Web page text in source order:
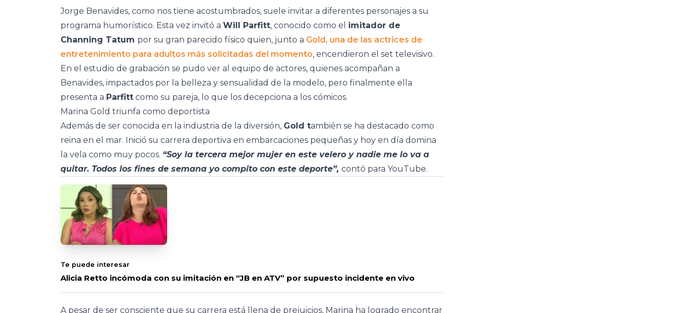
Jorge Benavides, como nos tiene acostumbrados, suele invitar a diferentes personajes a su
programa humorístico. Esta vez invitó a Will Parfitt, conocido como el imitador de
Channing Tatum por su gran parecido físico quien, junto a Gold, una de las actrices de
entretenimiento para adultos más solicitadas del momento, encendieron el set televisivo.
En el estudio de grabación se pudo ver al equipo de actores, quienes acompañan a
Benavides, impactados por la belleza y sensualidad de la modelo, pero finalmente ella
presenta a Parfitt como su pareja, lo que los decepciona a los cómicos.
Marina Gold triunfa como deportista
Además de ser conocida en la industria de la diversión, Gold también se ha destacado como
reina en el mar. Inició su carrera deportiva en embarcaciones pequeñas y hoy en día domina
la vela como muy pocos. “Soy la tercera mejor mujer en este velero y nadie me lo va a
quitar. Todos los fines de semana yo compito con este deporte”, contó para YouTube.
Te puede interesar
Alicia Retto incómoda con su imitación en “JB en ATV” por supuesto incidente en vivo
A pesar de ser consciente que su carrera está llena de prejuicios, Marina ha logrado encontrar